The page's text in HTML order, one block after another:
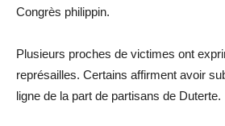
Congrès philippin.
Plusieurs proches de victimes ont
représailles. Certains affirment avoir
ligne de la part de partisans de Duterte.